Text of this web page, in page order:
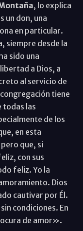
, lo explica
un don, una
en particular.
siempre desde la
sido una
a Dios, a
al servicio de
tiene
todas las
de los
en esta
que, si
con sus
feliz. Yo la
Dios
cautivar por Él.
condiciones. En
de amor».